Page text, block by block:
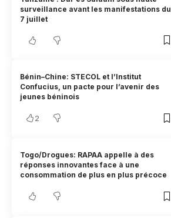
surveillance avant les manifestations du
7 juillet
Bénin–Chine: STECOL et l’Institut
Confucius, un pacte pour l’avenir des
jeunes béninois
2
Togo/Drogues: RAPAA appelle à des
réponses innovantes face à une
consommation de plus en plus précoce